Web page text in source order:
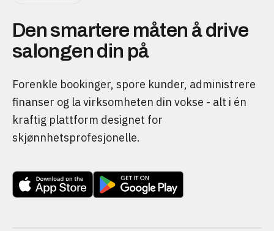
Den smartere måten å drive
salongen din på
Forenkle bookinger, spore kunder, administrere
finanser og la virksomheten din vokse - alt i én
kraftig plattform designet for
skjønnhetsprofesjonelle.